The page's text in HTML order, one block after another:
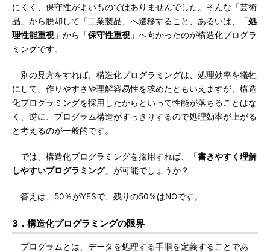
にくく、保守性がよいものではありませんでした。そんな「芸術
品」から脱却して「工業製品」へ遷移すること、あるいは、「処
理性能重視 」から「保守性重視 」へ向かったのが構造化プログラ
ミングです。
別の見方をすれば、構造化プログラミングは、処理効率を犠牲
にして、作りやすさや理解容易性を求めたともいえますが、構造
化プログラミングを採用したからといって性能が落ちることはな
く、逆に、プログラム構造がすっきりするので処理効率が上がる
と考えるのが一般的です。
では、構造化プログラミングを採用すれば、「書きやすく理解
しやすいプログラミング」が可能でしょうか？
答えは、50％がYESで、残りの50％はNOです。
3．構造化プログラミングの限界
プログラムとは、データを処理する手順を定義することであ